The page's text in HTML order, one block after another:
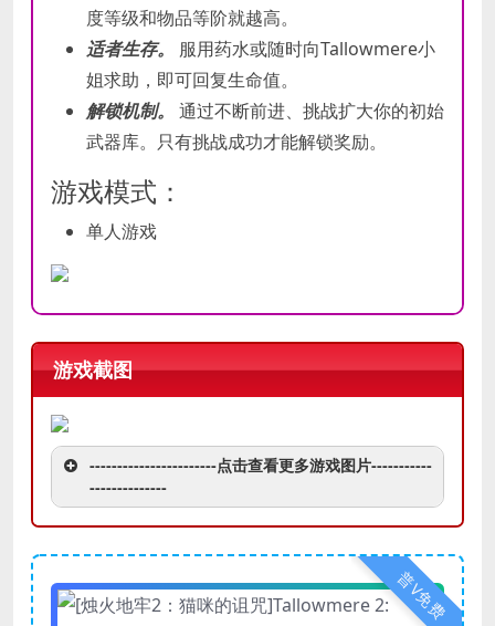
度等级和物品等阶就越高。
适者生存。
服用药水或随时向Tallowmere小
姐求助，即可回复生命值。
解锁机制。
通过不断前进、挑战扩大你的初始
武器库。只有挑战成功才能解锁奖励。
游戏模式：
单人游戏
游戏截图
-----------------------点击查看更多游戏图片-----------
--------------
普V免费